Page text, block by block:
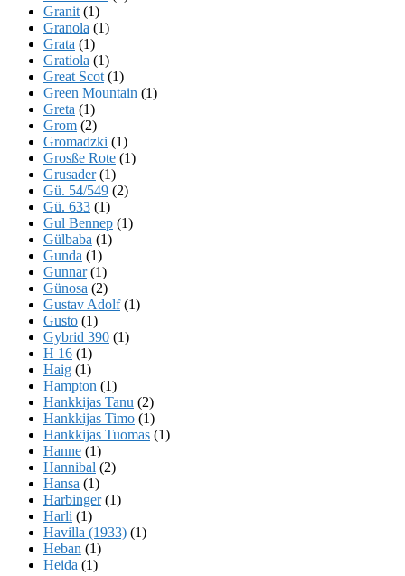
Granit (1)
Granola (1)
Grata (1)
Gratiola (1)
Great Scot (1)
Green Mountain (1)
Greta (1)
Grom (2)
Gromadzki (1)
Grosße Rote (1)
Grusader(1)
Gü. 54/549 (2)
Gü. 633 (1)
Gul Bennep (1)
Gülbaba (1)
Gunda (1)
Gunnar(1)
Günosa (2)
Gustav Adolf(1)
Gusto (1)
Gybrid 390 (1)
H 16 (1)
Haig (1)
Hampton (1)
Hankkijas Tanu (2)
Hankkijas Timo (1)
Hankkijas Tuomas (1)
Hanne (1)
Hannibal (2)
Hansa (1)
Harbinger(1)
Harli (1)
Havilla (1933) (1)
Heban (1)
Heida (1)